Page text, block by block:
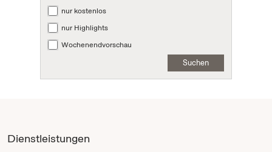
nur kostenlos
nur Highlights
Wochenendvorschau
Suchen
Dienstleistungen